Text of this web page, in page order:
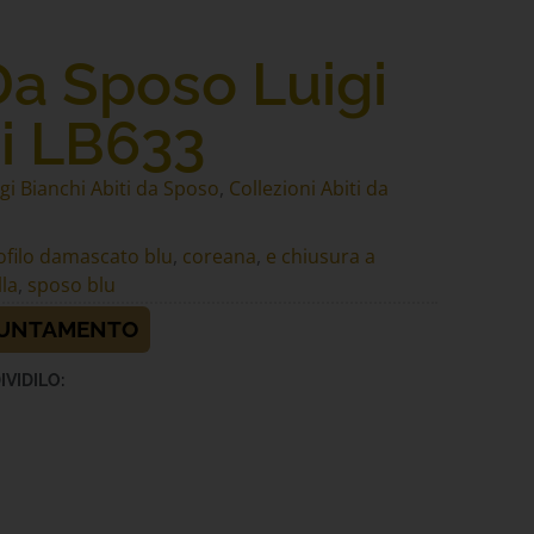
Sposo Luigi
LB633
Bianchi Abiti da Sposo Collezioni Abiti da
damascato blu coreana e chiusura a
sposo blu